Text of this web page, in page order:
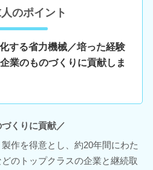
のポイント
する省力機械／培った経験
業のものづくりに貢献しま
くりに貢献／
作を得意とし、約20年間にわた
のトップクラスの企業と継続取